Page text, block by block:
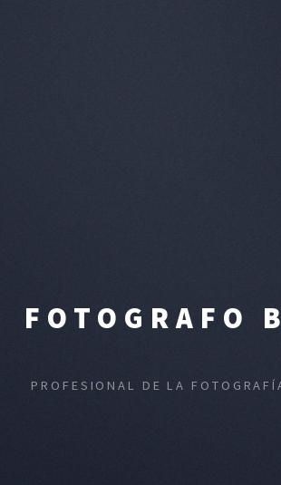
FOTOGRAFO
PROFESIONAL DE LA